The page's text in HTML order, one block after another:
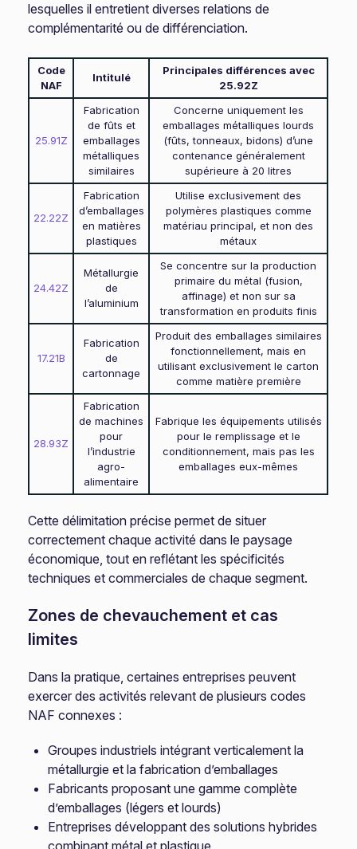
lesquelles il entretient diverses relations de
complémentarité ou de différenciation.
Code
NAF
Intitulé
Principales différences avec
25.92Z
25.91Z
Fabrication
de fûts et
emballages
métalliques
similaires
Concerne uniquement les
emballages métalliques lourds
(fûts, tonneaux, bidons) d’une
contenance généralement
supérieure à 20 litres
22.22Z
Fabrication
d’emballages
en matières
plastiques
Utilise exclusivement des
polymères plastiques comme
matériau principal, et non des
métaux
24.42Z
Métallurgie
de
l’aluminium
Se concentre sur la production
primaire du métal (fusion,
affinage) et non sur sa
transformation en produits finis
17.21B
Fabrication
de
cartonnage
Produit des emballages similaires
fonctionnellement, mais en
utilisant exclusivement le carton
comme matière première
28.93Z
Fabrication
de machines
pour
l’industrie
agro-
alimentaire
Fabrique les équipements utilisés
pour le remplissage et le
conditionnement, mais pas les
emballages eux-mêmes
Cette délimitation précise permet de situer
correctement chaque activité dans le paysage
économique, tout en reflétant les spécificités
techniques et commerciales de chaque segment.
Zones de chevauchement et cas
limites
Dans la pratique, certaines entreprises peuvent
exercer des activités relevant de plusieurs codes
NAF connexes :
Groupes industriels intégrant verticalement la
métallurgie et la fabrication d’emballages
Fabricants proposant une gamme complète
d’emballages (légers et lourds)
Entreprises développant des solutions hybrides
combinant métal et plastique